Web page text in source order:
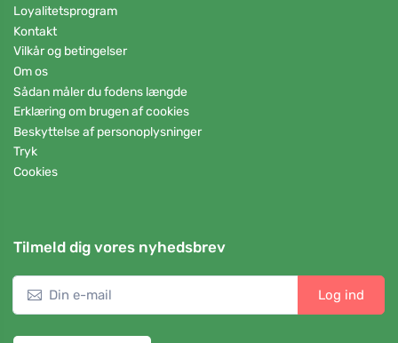
Loyalitetsprogram
Kontakt
Vilkår og betingelser
Om os
Sådan måler du fodens længde
Erklæring om brugen af cookies
Beskyttelse af personoplysninger
Tryk
Cookies
Tilmeld dig vores nyhedsbrev
Log ind